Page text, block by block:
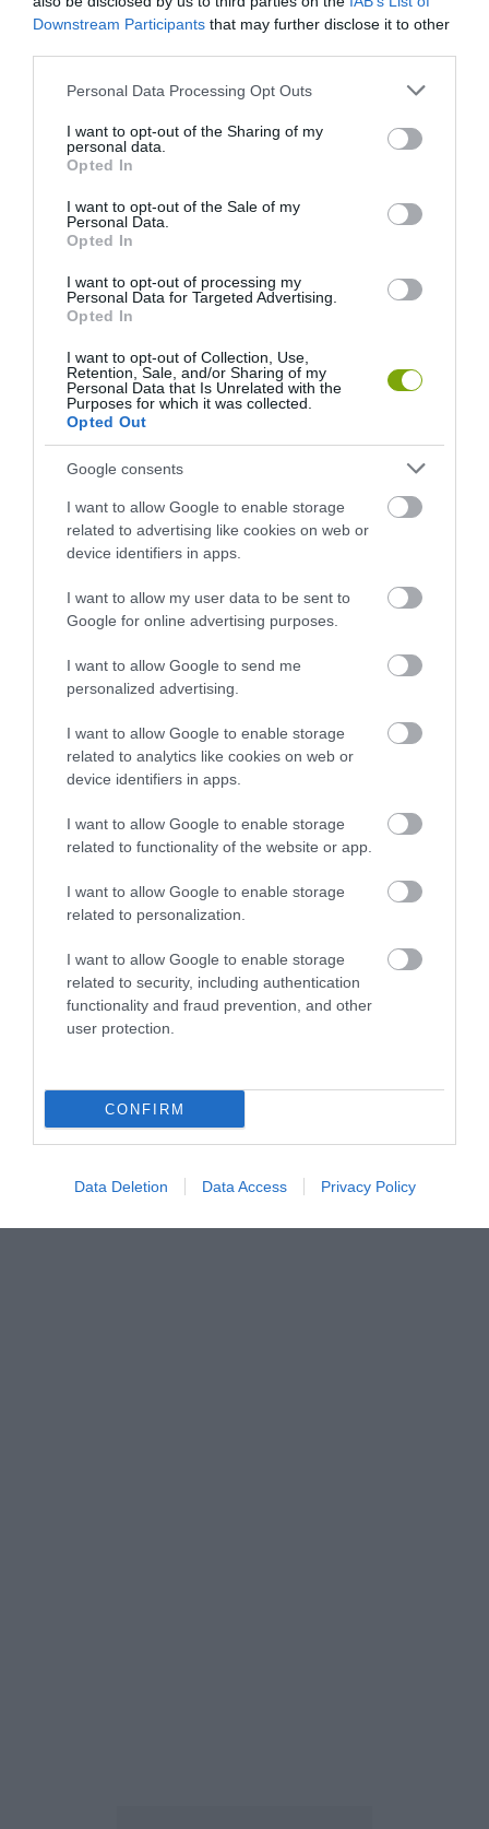
Downstream Participants that may further disclose it to other
Please note that this website/app uses one or more Google
not limited to your visit or usage behaviour. You may click to
grant or deny consent to Google and its third-party tags to
use your data for below specified purposes in below Google
consent section.
Personal Data Processing Opt Outs
I want to opt-out of the Sharing of my
personal data.
Opted In
I want to opt-out of the Sale of my
Personal Data.
Opted In
I want to opt-out of processing my
Personal Data for Targeted Advertising.
Opted In
I want to opt-out of Collection, Use,
Retention, Sale, and/or Sharing of my
Personal Data that Is Unrelated with the
Purposes for which it was collected.
Opted Out
Google consents
I want to allow Google to enable storage
related to advertising like cookies on web or
device identifiers in apps.
I want to allow my user data to be sent to
Google for online advertising purposes.
I want to allow Google to send me
personalized advertising.
I want to allow Google to enable storage
related to analytics like cookies on web or
device identifiers in apps.
I want to allow Google to enable storage
related to functionality of the website or app.
I want to allow Google to enable storage
related to personalization.
I want to allow Google to enable storage
related to security, including authentication
functionality and fraud prevention, and other
user protection.
CONFIRM
Data Deletion Data Access Privacy Policy